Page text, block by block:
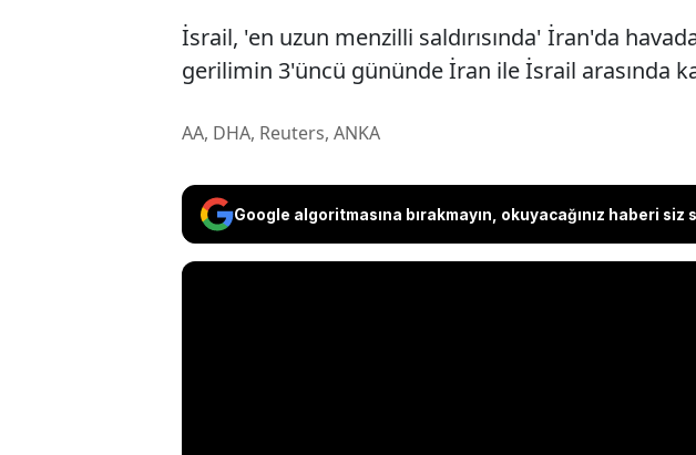
İsrail, 'en uzun menzilli saldırısında' İran'da
gerilimin 3'üncü gününde İran ile İsrail arasında
AA, DHA, Reuters, ANKA
Google algoritmasına bırakmayın, okuyacağınız haberi siz